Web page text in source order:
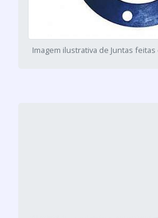
Imagem ilustrativa de Juntas